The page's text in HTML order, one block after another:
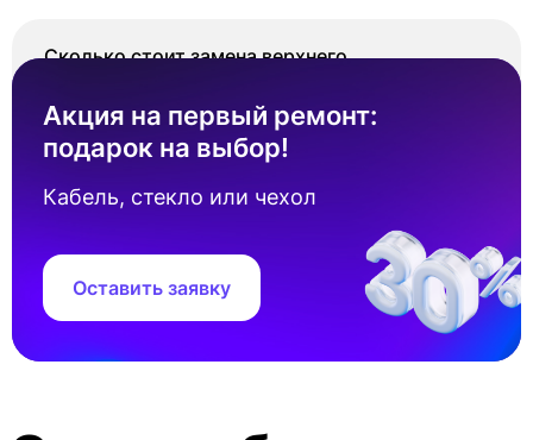
Акция на первый ремонт:
подарок на выбор!
Кабель, стекло или чехол
Оставить заявку
Сколько стоит замена верхнего
Стоимость замена верхнего разговорного
динамика Айфон se 2 2020 составляет от 2
500 ₽. Точная цена зависит от наличия
запчастей под ваш серийный номер